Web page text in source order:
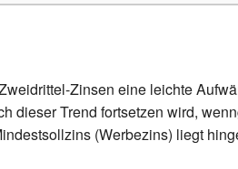
Zinsen eine leichte
dieser Trend fortsetzen wird,
(Werbezins) liegt